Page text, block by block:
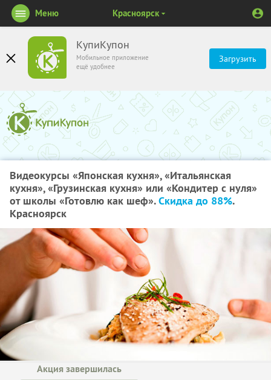
КупиКупон
Мобильное приложение
ещё удобнее
Загрузить
Меню Красноярск
Видеокурсы «Японская кухня», «Итальянская
кухня», «Грузинская кухня» или «Кондитер с нуля»
от школы «Готовлю как шеф».Скидка до 88%.
Красноярск
Акция завершилась